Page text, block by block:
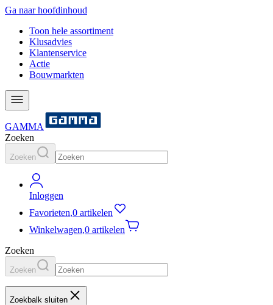
Ga naar hoofdinhoud
Toon hele assortiment
Klusadvies
Klantenservice
Actie
Bouwmarkten
GAMMA
Zoeken
Zoeken
Inloggen
Favorieten,0 artikelen
Winkelwagen,0 artikelen
Zoeken
Zoeken
Zoekbalk sluiten